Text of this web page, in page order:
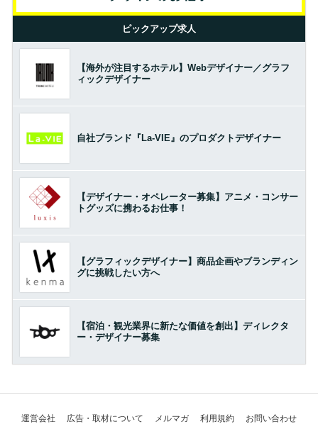
ピックアップ求人
【海外が注目するホテル】Webデザイナー／グラフ
ィックデザイナー
自社ブランド『La-VIE』のプロダクトデザイナー
【デザイナー・オペレーター募集】アニメ・コンサー
トグッズに携わるお仕事！
【グラフィックデザイナー】商品企画やブランディン
グに挑戦したい方へ
【宿泊・観光業界に新たな価値を創出】ディレクタ
ー・デザイナー募集
運営会社 広告・取材について メルマガ 利用規約 お問い合わせ